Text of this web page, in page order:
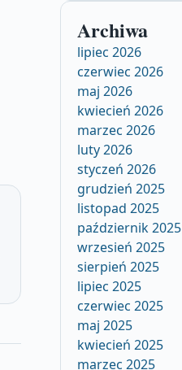
Archiwa
lipiec 2026
czerwiec 2026
maj 2026
kwiecień 2026
marzec 2026
luty 2026
styczeń 2026
grudzień 2025
listopad 2025
październik 2025
wrzesień 2025
sierpień 2025
lipiec 2025
czerwiec 2025
maj 2025
kwiecień 2025
marzec 2025